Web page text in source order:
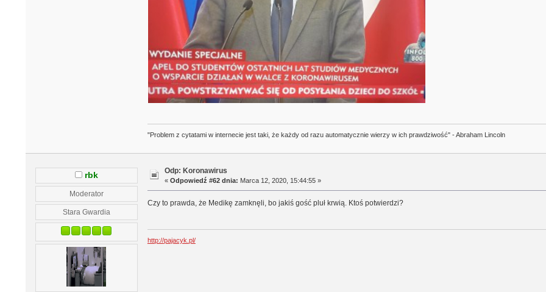
"Problem z cytatami w internecie jest taki, że każdy od razu automatycznie wierzy w ich prawdziwość" - Abraham Lincoln
rbk
Moderator
Stara Gwardia
Odp: Koronawirus
«Odpowiedź #62 dnia: Marca 12, 2020, 15:44:55 »
Czy to prawda, że Medikę zamknęli, bo jakiś gość pluł krwią. Ktoś potwierdzi?
http://pajacyk.pl/